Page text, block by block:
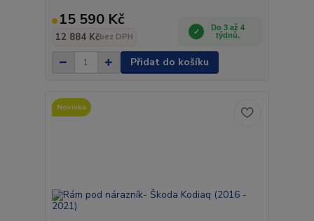
15 590 Kč
12 884 Kčbez DPH
Do 3 až 4
týdnů.
Přidat do košíku
Novinka